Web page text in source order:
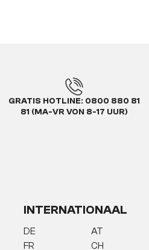
GRATIS HOTLINE: 0800 880 81
81 (MA-VR VON 8-17 UUR)
INTERNATIONAAL
DE
FR
AT
CH